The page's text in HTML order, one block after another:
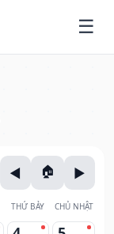
THỨ BẢY CHỦ NHẬT